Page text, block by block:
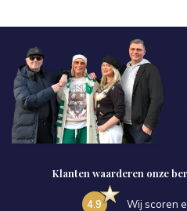
Klanten waarderen onze
4.9 Wij scoren